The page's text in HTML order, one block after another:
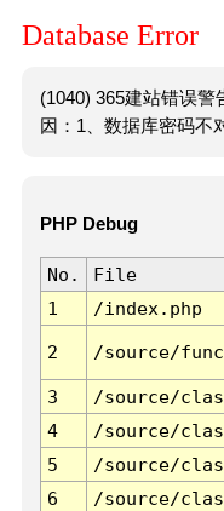
Database Error
(1040) 365建站错误
因：1、数据库密码不
PHP Debug
No. File
1
/index.php
2 /source/
3 /source/
4
/source/
5
/source/
6
/source/